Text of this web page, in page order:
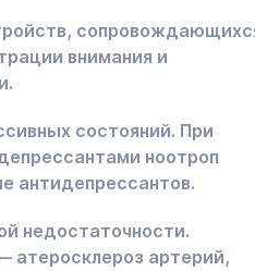
внимания и
состояний. При
ноотроп
антидепрессантов.
недостаточности.
атеросклероз артерий,